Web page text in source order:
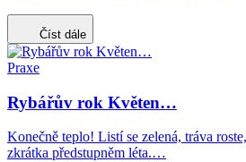
Číst dále
Praxe
Rybářův rok Květen…
Konečně teplo! Listí se zelená, tráva
zkrátka předstupněm léta.…